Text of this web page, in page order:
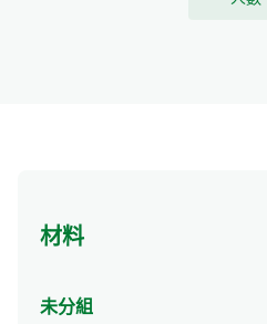
材料
未分組